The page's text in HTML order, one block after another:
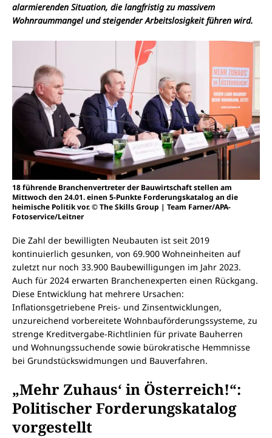
alarmierenden Situation, die langfristig zu massivem
Wohnraummangel und steigender Arbeitslosigkeit führen wird.
18 führende Branchenvertreter der Bauwirtschaft stellen am
Mittwoch den 24.01. einen 5-Punkte Forderungskatalog an die
heimische Politik vor. © The Skills Group | Team Farner/APA-
Fotoservice/Leitner
Die Zahl der bewilligten Neubauten ist seit 2019
kontinuierlich gesunken, von 69.900 Wohneinheiten auf
zuletzt nur noch 33.900 Baubewilligungen im Jahr 2023.
Auch für 2024 erwarten Branchenexperten einen Rückgang.
Diese Entwicklung hat mehrere Ursachen:
Inflationsgetriebene Preis- und Zinsentwicklungen,
unzureichend vorbereitete Wohnbauförderungssysteme, zu
strenge Kreditvergabe-Richtlinien für private Bauherren
und Wohnungssuchende sowie bürokratische Hemmnisse
bei Grundstückswidmungen und Bauverfahren.
„Mehr Zuhaus‘ in Österreich!“:
Politischer Forderungskatalog
vorgestellt